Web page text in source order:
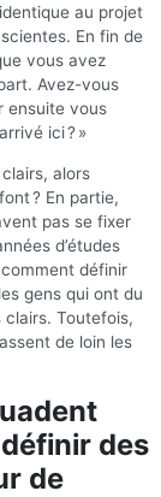
au projet
En fin de
vous avez
Avez-vous
ensuite vous
ici ? »
alors
? En partie,
pas se fixer
d’études
définir
gens qui ont du
clairs. Toutefois,
de loin les
des
de